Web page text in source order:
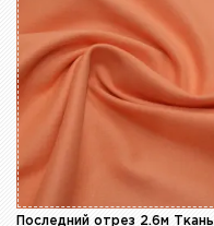
Последний отрез 2.6м Ткань